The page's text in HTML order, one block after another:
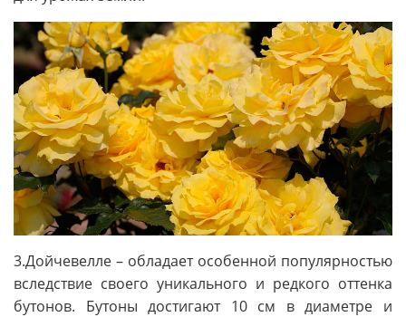
3.Дойчевелле – обладает особенной популярностью
вследствие своего уникального и редкого оттенка
бутонов. Бутоны достигают 10 см в диаметре и